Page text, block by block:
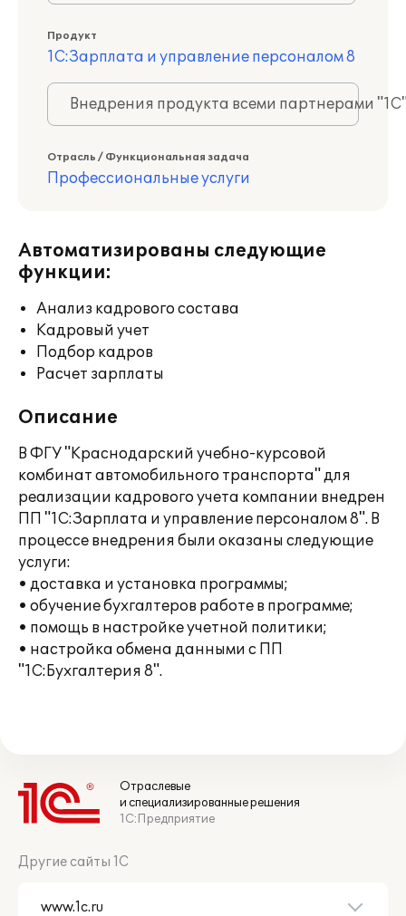
Продукт
1С:Зарплата и управление персоналом 8
Внедрения продукта всеми партнерами
Отрасль / Функциональная задача
Профессиональные услуги
Автоматизированы следующие
функции:
Анализ кадрового состава
Кадровый учет
Подбор кадров
Расчет зарплаты
Описание
В ФГУ "Краснодарский учебно-курсовой
комбинат автомобильного транспорта" для
реализации кадрового учета компании внедрен
ПП "1С:Зарплата и управление персоналом 8". В
процессе внедрения были оказаны следующие
услуги:
• доставка и установка программы;
• обучение бухгалтеров работе в программе;
• помощь в настройке учетной политики;
• настройка обмена данными с ПП
"1С:Бухгалтерия 8".
Отраслевые
и специализированные решения
1С:Предприятие
Другие сайты 1С